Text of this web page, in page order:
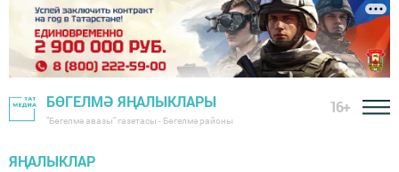
БӨГЕЛМӘ ЯҢАЛЫКЛАРЫ
"Бөгелмә авазы" газетасы - Бөгелмә районы
16+
ЯҢАЛЫКЛАР